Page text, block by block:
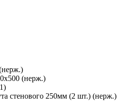
(нерж.)
стенового 250мм (2 шт.) (нерж.)